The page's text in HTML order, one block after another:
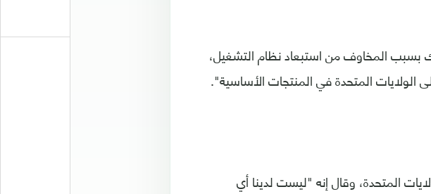
بسبب المخاوف من استبعاد نظام التشغيل،
المتحدة في المنتجات الأساسية".
المتحدة، وقال إنه "ليست لدينا أي